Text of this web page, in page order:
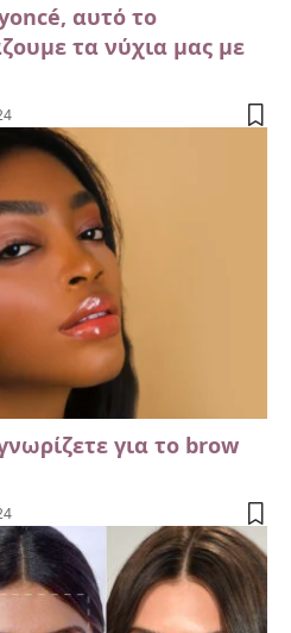
αυτό το
τα νύχια μας με
για το brow